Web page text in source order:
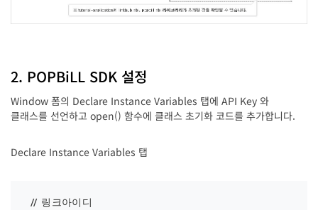
2. POPBiLL SDK 설정
Window 폼의 Declare Instance Variables 탭에 API Key 와
클래스를 선언하고 open() 함수에 클래스 초기화 코드를 추가합니다.
Declare Instance Variables 탭
  // 링크아이디